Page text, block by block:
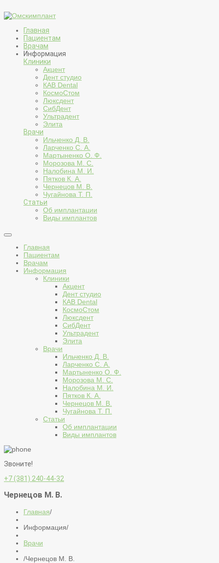
Главная
Пациентам
Врачам
Информация
Клиники
Акцент
Дент студио
КАВ Dental
КосмоСтом
Люксдент
СибДент
Ультрадент
Элита
Врачи
Ильченко Д. В.
Ларченко С. А.
Мартыненко О. Ф.
Морозова М. С.
Налобина М. И.
Пятков К. А.
Чернецов М. В.
Чугайнова Т. П.
Статьи
Об имплантации
Виды имплантов
Главная
Пациентам
Врачам
Информация
Клиники
Акцент
Дент студио
КАВ Dental
КосмоСтом
Люксдент
СибДент
Ультрадент
Элита
Врачи
Ильченко Д. В.
Ларченко С. А.
Мартыненко О. Ф.
Морозова М. С.
Налобина М. И.
Пятков К. А.
Чернецов М. В.
Чугайнова Т. П.
Статьи
Об имплантации
Виды имплантов
Звоните!
+7 (381) 240-44-32
Чернецов М. В.
Главная/
Информация/
Врачи
/Чернецов М. В.